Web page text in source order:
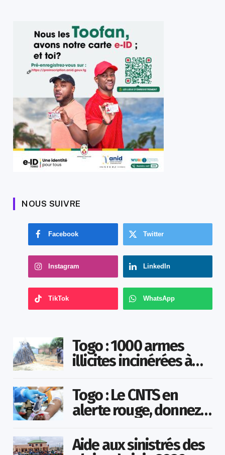
NOUS SUIVRE
Facebook Twitter
Instagram LinkedIn
TikTok WhatsApp
Togo : 1000 armes
illicites incinérées à
Togo : Le CNTS en
alerte rouge, donnez
sauver des vies !
Aide aux sinistrés des